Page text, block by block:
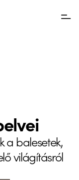
a balesetek,
világításról